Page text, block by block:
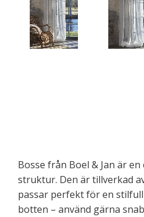
Bosse från Boel & Jan är
struktur. Den är tillverkad
passar perfekt för en
botten – använd gärna